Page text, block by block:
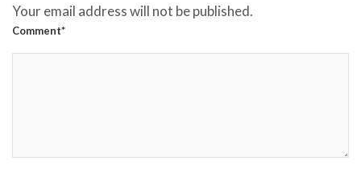
Your email address will not be published.
Comment*